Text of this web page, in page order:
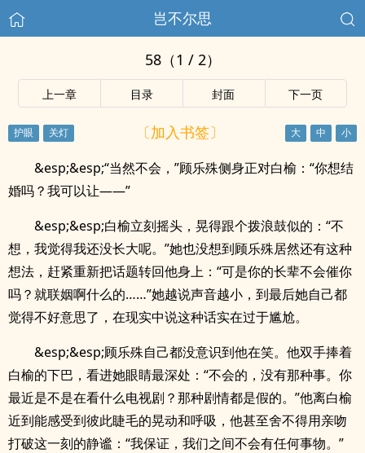
岂不尔思
58（1 / 2）
上一章 目录 封面 下一页
〔加入书签〕
&esp;&esp;“当然不会，”顾乐殊侧身正对白榆：“你想结
婚吗？我可以让——”
&esp;&esp;白榆立刻摇头，晃得跟个拨浪鼓似的：“不
想，我觉得我还没长大呢。”她也没想到顾乐殊居然还有这种
想法，赶紧重新把话题转回他身上：“可是你的长辈不会催你
吗？就联姻啊什么的……”她越说声音越小，到最后她自己都
觉得不好意思了，在现实中说这种话实在过于尴尬。
&esp;&esp;顾乐殊自己都没意识到他在笑。他双手捧着
白榆的下巴，看进她眼睛最深处：“不会的，没有那种事。你
最近是不是在看什么电视剧？那种剧情都是假的。”他离白榆
近到能感受到彼此睫毛的晃动和呼吸，他甚至舍不得用亲吻
打破这一刻的静谧：“我保证，我们之间不会有任何事物。”